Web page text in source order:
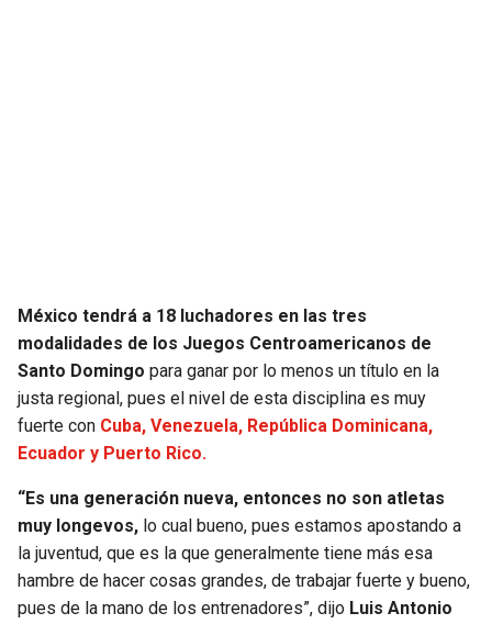
LIONS
PACKERS
FALCONS
PANTHERS
SAINTS
NUGGETS
TIMBERWOLVES
TRAIL BLAZERS
JAZZ
México tendrá a 18 luchadores en las tres
modalidades de los Juegos Centroamericanos de
Santo Domingo para ganar por lo menos un título en la
justa regional, pues el nivel de esta disciplina es muy
fuerte con Cuba, Venezuela, República Dominicana,
Ecuador y Puerto Rico.
“Es una generación nueva, entonces no son atletas
muy longevos, lo cual bueno, pues estamos apostando a
la juventud, que es la que generalmente tiene más esa
hambre de hacer cosas grandes, de trabajar fuerte y bueno,
pues de la mano de los entrenadores”, dijo Luis Antonio